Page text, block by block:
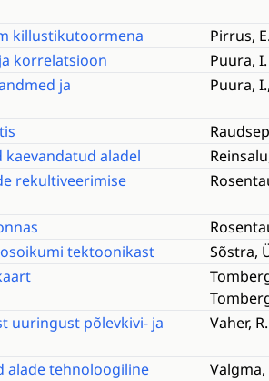
killustikutoormena
Pirrus, E.
korrelatsioon
Puura, I.
ja
Puura,
aladel
rekultiveerimise
tektoonikast
Sõstra,
uuringust põlevkivi- ja
Vaher, R.
alade tehnoloogiline
Valgma,